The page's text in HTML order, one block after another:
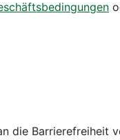
die Barrierefreiheit